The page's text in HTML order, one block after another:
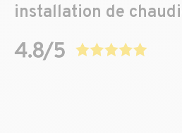
installation de